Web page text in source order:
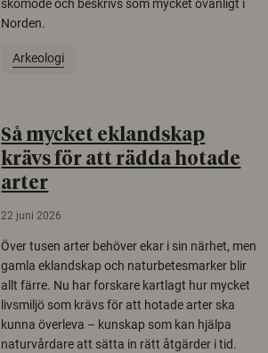
skomode och beskrivs som mycket ovanligt i
Norden.
Arkeologi
Så mycket eklandskap
krävs för att rädda hotade
arter
22 juni 2026
Över tusen arter behöver ekar i sin närhet, men
gamla eklandskap och naturbetesmarker blir
allt färre. Nu har forskare kartlagt hur mycket
livsmiljö som krävs för att hotade arter ska
kunna överleva – kunskap som kan hjälpa
naturvårdare att sätta in rätt åtgärder i tid.